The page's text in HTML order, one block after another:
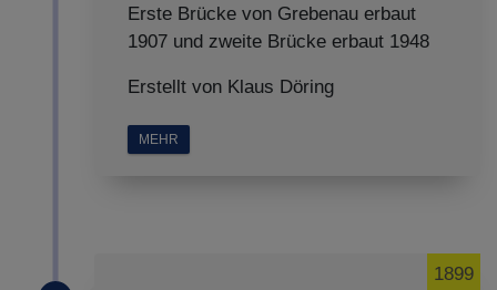
Erste Brücke von Grebenau erbaut
1907 und zweite Brücke erbaut 1948
Erstellt von Klaus Döring
MEHR
1899